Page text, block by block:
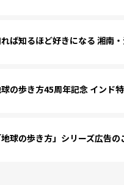
ば知るほど好きになる 湘南
の歩き方45周年記念 インド
地球の歩き方」シリーズ広告の